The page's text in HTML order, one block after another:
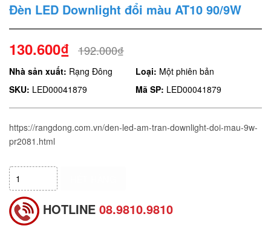
Đèn LED Downlight đổi màu AT10 90/9W
130.600₫ 192.000₫
Nhà sản xuất: Rạng Đông Loại: Một phiên bản
SKU: LED00041879 Mã SP: LED00041879
https://rangdong.com.vn/den-led-am-tran-downlight-doi-mau-9w-
pr2081.html
HOTLINE 08.9810.9810